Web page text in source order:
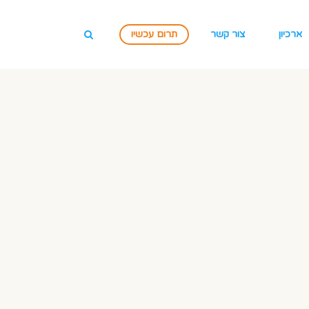
ארכיון צור קשר תרום עכשיו